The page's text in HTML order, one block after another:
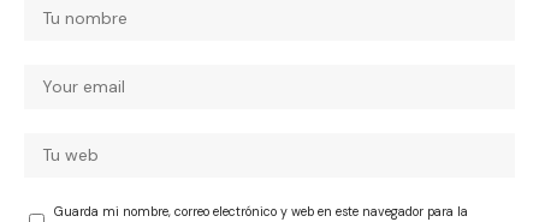
Guarda mi nombre, correo electrónico y web en este navegador para la